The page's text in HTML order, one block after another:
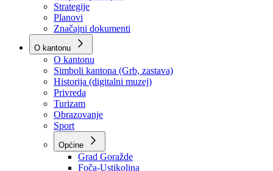
Poslovnik
Program rada Vlade
Ekspoze premijera
Strategije
Planovi
Značajni dokumenti
O kantonu
O kantonu
Simboli kantona (Grb, zastava)
Historija (digitalni muzej)
Privreda
Turizam
Obrazovanje
Sport